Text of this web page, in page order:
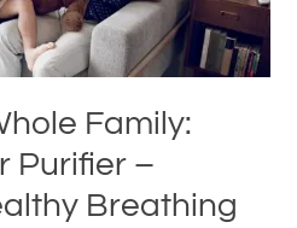
Family:
Purifier –
Breathing